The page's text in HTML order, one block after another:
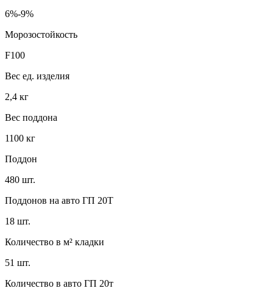
6%-9%
Морозостойкость
F100
Вес ед. изделия
2,4 кг
Вес поддона
1100 кг
Поддон
480 шт.
Поддонов на авто ГП 20Т
18 шт.
Количество в м² кладки
51 шт.
Количество в авто ГП 20т